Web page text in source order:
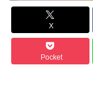
X
Pocket